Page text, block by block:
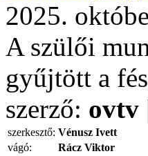
2025.
A szülői
gyűjtött a
szerző: ovtv
szerkesztő: Vénusz Ivett
vágó:
Rácz Viktor